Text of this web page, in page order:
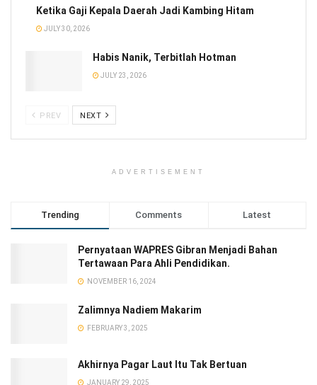
Ketika Gaji Kepala Daerah Jadi Kambing Hitam
JULY 30, 2026
Habis Nanik, Terbitlah Hotman
JULY 23, 2026
PREV NEXT
ADVERTISEMENT
Trending Comments Latest
Pernyataan WAPRES Gibran Menjadi Bahan
Tertawaan Para Ahli Pendidikan.
NOVEMBER 16, 2024
Zalimnya Nadiem Makarim
FEBRUARY 3, 2025
Akhirnya Pagar Laut Itu Tak Bertuan
JANUARY 29, 2025